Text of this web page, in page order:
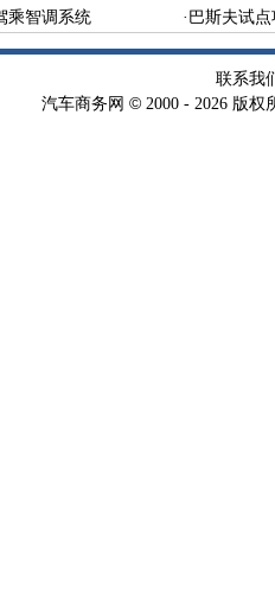
乘智调系统 · 巴斯夫试
术
联系我
汽车商务网 © 2000 - 2026 版权